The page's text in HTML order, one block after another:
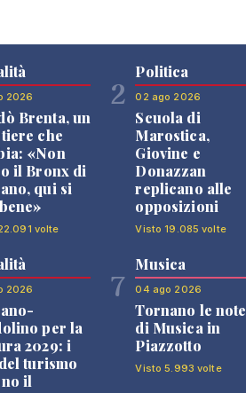
2026
Brenta, un
che
«Non
il Bronx di
qui si
volte
2
Politica
02 ago 2026
Scuola di
Marostica,
Giovine e
Donazzan
replicano alle
opposizioni
Visto 19.085 volte
2026
per la
2029: i
turismo
il
7
Musica
04 ago 2026
Tornano le note
di Musica in
Piazzotto
Visto 5.993 volte